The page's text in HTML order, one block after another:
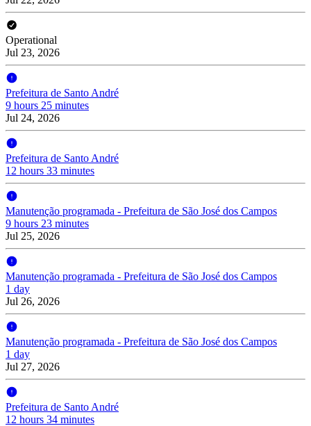
Operational
Jul 23, 2026
Prefeitura de Santo André
9 hours 25 minutes
Jul 24, 2026
Prefeitura de Santo André
12 hours 33 minutes
Manutenção programada - Prefeitura de São José dos Campos
9 hours 23 minutes
Jul 25, 2026
Manutenção programada - Prefeitura de São José dos Campos
1 day
Jul 26, 2026
Manutenção programada - Prefeitura de São José dos Campos
1 day
Jul 27, 2026
Prefeitura de Santo André
12 hours 34 minutes